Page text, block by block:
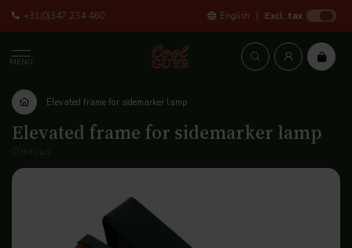
+31(0)347 234 460 English Excl. tax
MENU
Elevated frame for sidemarker lamp
Elevated frame for sidemarker lamp
Omnius